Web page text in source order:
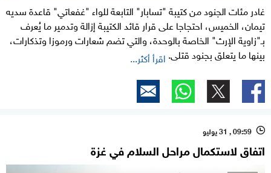
غادر مئات الجنود من كتيبة "تسابار" التابعة للواء "غفعاتي" قاعدة سديه
تيمان، الخميس، احتجاجا على قرار قائد الكتيبة إزالة وتدمير ما يُعرف
بـ"زاوية الإرث" الخاصة بالوحدة، والتي تضم شعارات ورموزا وتذكارات،
بينها ما يتعلق بجنود قتلى. اقرأ أكثر...
l 09:59 , 31 يوليو
اتفاق لاستكمال مراحل السلام في غزة